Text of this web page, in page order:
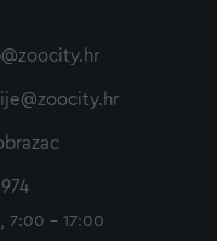
7:00 - 17:00